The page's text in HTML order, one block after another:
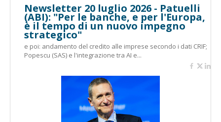
Newsletter 20 luglio 2026 - Patuelli
(ABI): "Per le banche, e per l'Europa,
è il tempo di un nuovo impegno
strategico"
e poi: andamento del credito alle imprese secondo i dati CRIF;
Popescu (SAS) e l'integrazione tra AI e...